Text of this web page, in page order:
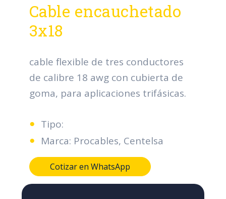
Cable encauchetado
3x18
cable flexible de tres conductores
de calibre 18 awg con cubierta de
goma, para aplicaciones trifásicas.
Tipo:
Marca: Procables, Centelsa
Cotizar en WhatsApp